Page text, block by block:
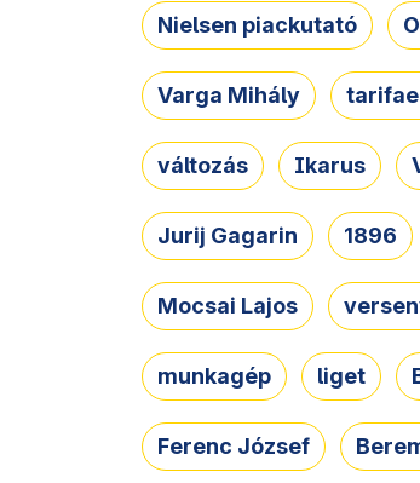
Nielsen piackutató
Varga Mihály
változás Ikarus
Jurij Gagarin 1896
Mocsai Lajos
munkagép liget
Ferenc József